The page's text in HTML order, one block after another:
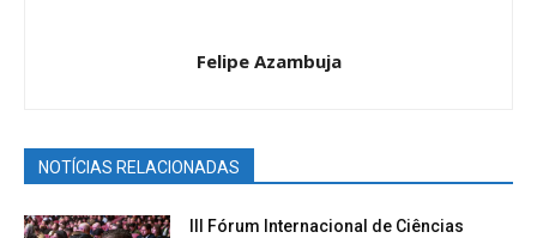
Felipe Azambuja
NOTÍCIAS RELACIONADAS
III Fórum Internacional de Ciências